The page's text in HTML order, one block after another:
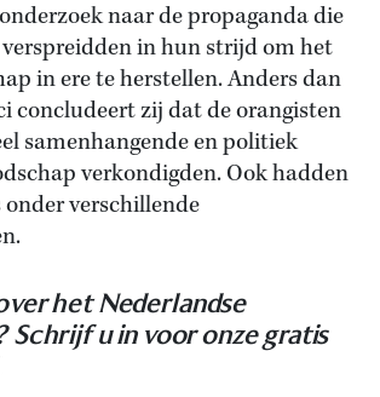
naar de propaganda die
in hun strijd om het
in ere te herstellen. Anders dan
concludeert zij dat de orangisten
samenhangende en politiek
verkondigden. Ook hadden
verschillende
het Nederlandse
Schrijf u in voor onze gratis